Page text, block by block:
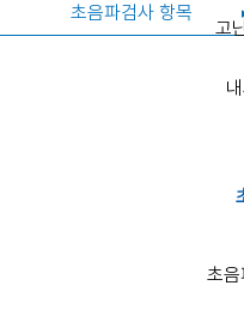
고
초음
초음파검사 항목